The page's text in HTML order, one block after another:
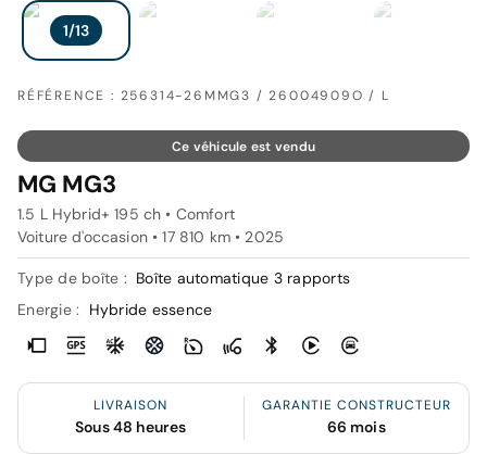
RÉFÉRENCE : 256314-26MMG3 / 26004909O / L
Ce véhicule est vendu
MG MG3
1.5 L Hybrid+ 195 ch • Comfort
Voiture d'occasion • 17 810 km • 2025
Type de boîte : Boîte automatique 3 rapports
Energie :
Hybride essence
LIVRAISON
Sous 48 heures
GARANTIE CONSTRUCTEUR
66 mois